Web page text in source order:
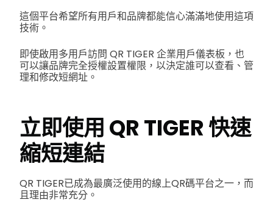
這個平台希望所有用戶和品牌都能信心滿滿地使用這項
技術。
即使啟用多用戶訪問 QR TIGER 企業用戶儀表板，也
可以讓品牌完全授權設置權限，以決定誰可以查看、管
理和修改短網址。
立即使用 QR TIGER 快速
縮短連結
QR TIGER已成為最廣泛使用的線上QR碼平台之一，而
且理由非常充分。